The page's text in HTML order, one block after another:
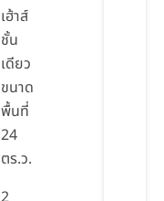
เฮ้าส์
ชั้น
เดียว
ขนาด
พื้นที่
24
ตร.ว.